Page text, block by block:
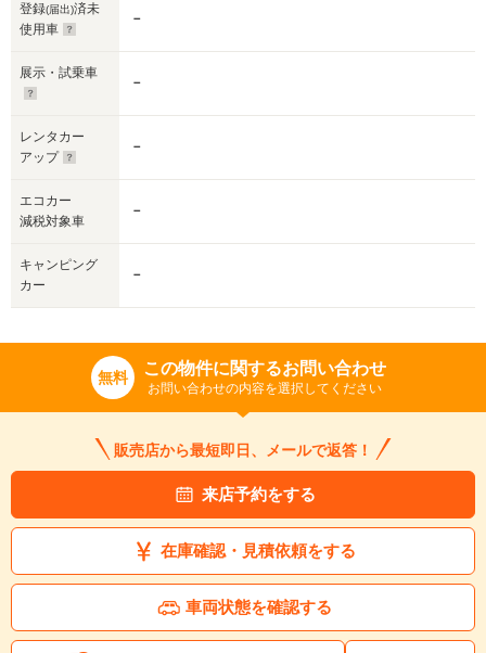
登録(届出)済未
使用車
－
展示・試乗車
－
レンタカー
アップ
－
エコカー
減税対象車
－
キャンピング
カー
－
無料 この物件に関するお問い合わせ
お問い合わせの内容を選択してください
販売店から最短即日、メールで返答！
来店予約をする
在庫確認・見積依頼をする
車両状態を確認する